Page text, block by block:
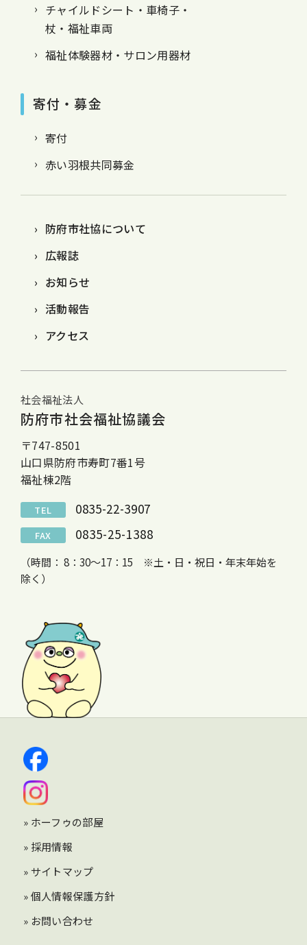
チャイルドシート・車椅子・
杖・福祉車両
福祉体験器材・サロン用器材
寄付・募金
寄付
赤い羽根共同募金
防府市社協について
広報誌
お知らせ
活動報告
アクセス
社会福祉法人
防府市社会福祉協議会
〒747-8501
山口県防府市寿町7番1号
福祉棟2階
TEL 0835-22-3907
FAX 0835-25-1388
（時間： 8：30～17：15 ※土・日・祝日・年末年始を
除く）
» ホーフゥの部屋
» 採用情報
» サイトマップ
» 個人情報保護方針
» お問い合わせ